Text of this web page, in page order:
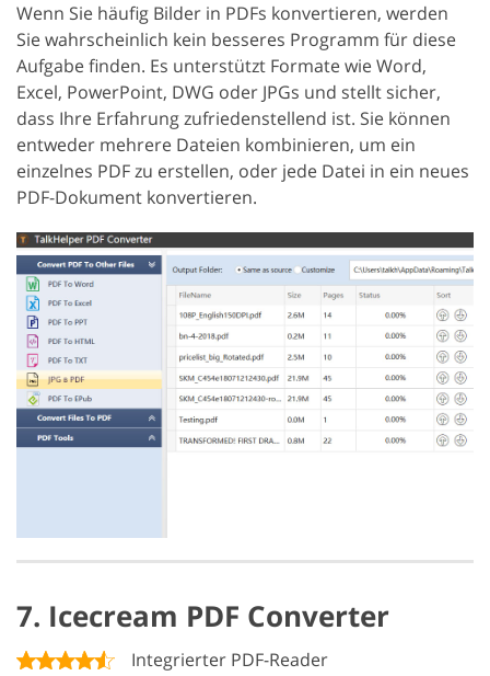
Wenn Sie häufig Bilder in PDFs konvertieren, werden
Sie wahrscheinlich kein besseres Programm für diese
Aufgabe finden. Es unterstützt Formate wie Word,
Excel, PowerPoint, DWG oder JPGs und stellt sicher,
dass Ihre Erfahrung zufriedenstellend ist. Sie können
entweder mehrere Dateien kombinieren, um ein
einzelnes PDF zu erstellen, oder jede Datei in ein neues
PDF-Dokument konvertieren.
7. Icecream PDF Converter
Integrierter PDF-Reader